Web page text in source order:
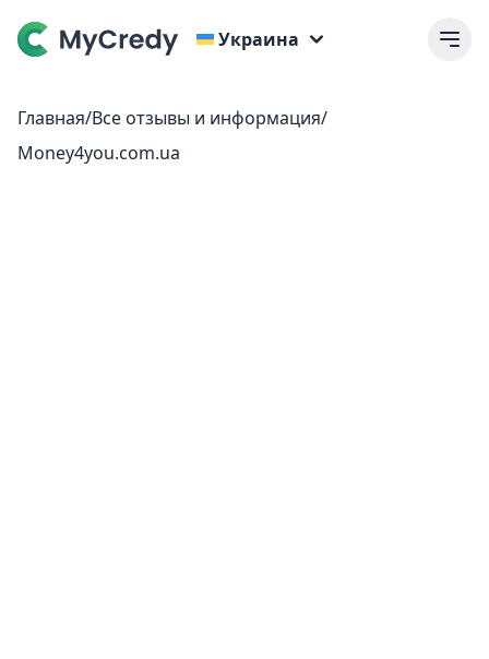
Украина
Главная/Все отзывы и информация/
Money4you.com.ua